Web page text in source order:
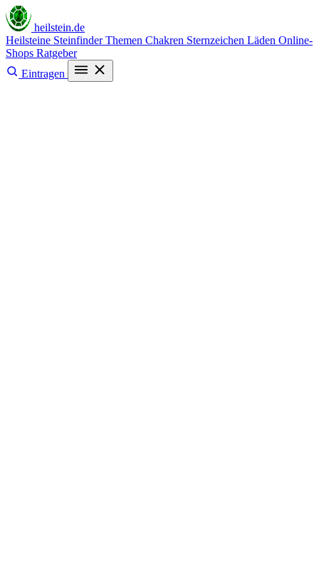
heilstein.de
Heilsteine SteinfinderThemen Chakren Sternzeichen Läden Online-
Shops Ratgeber
Eintragen